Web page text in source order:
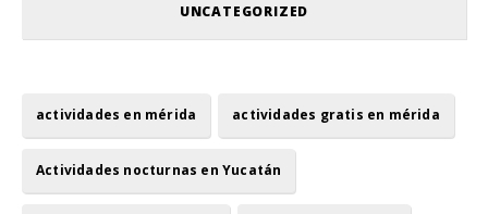
UNCATEGORIZED
actividades en mérida actividades gratis en mérida
Actividades nocturnas en Yucatán